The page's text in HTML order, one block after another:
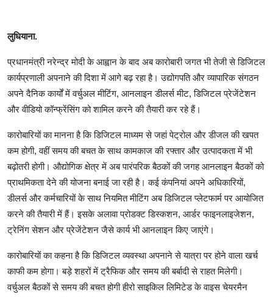
लुधियाना.
प्रधानमंत्री नरेन्द्र मोदी के आह्वान के बाद अब कारोबारी जगत भी तेजी से डिजिटल
कार्यप्रणाली अपनाने की दिशा में आगे बढ़ रहा है। उद्योगपति और व्यापारिक संगठन
अपने दैनिक कार्यों में वर्चुअल मीटिंग, आनलाइन डीलर्स मीट, डिजिटल प्रेजेंटेशन
और वीडियो कॉन्फ्रेंसिंग को शामिल करने की तैयारी कर रहे हैं।
कारोबारियों का मानना है कि डिजिटल माध्यम से जहां पेट्रोल और डीजल की खपत
कम होगी, वहीं समय की बचत के साथ कामकाज की रफ्तार और उत्पादकता में भी
बढ़ोतरी होगी। औद्योगिक क्षेत्र में अब पारंपरिक बैठकों की जगह आनलाइन बैठकों को
प्राथमिकता देने की योजना बनाई जा रही है। कई कंपनियां अपने अधिकारियों,
डीलर्स और कर्मचारियों के साथ नियमित मीटिंग अब डिजिटल प्लेटफार्म पर आयोजित
करने की तैयारी में हैं। इसके अलावा प्रोडक्ट डिस्कशन, आर्डर फाइनलाइजेशन,
ट्रेनिंग सेशन और प्रेजेंटेशन जैसे कार्य भी आनलाइन किए जाएंगे।
कारोबारियों का कहना है कि डिजिटल व्यवस्था अपनाने से यात्रा पर होने वाला खर्च
काफी कम होगा। बड़े शहरों में ट्रैफिक और समय की बर्बादी से राहत मिलेगी।
वर्चुअल बैठकों से समय की बचत होगी हीरो साइकिल लिमिटेड के वाइस चेयरमैन